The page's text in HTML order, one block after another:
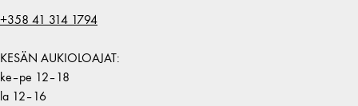
+358 41 314 1794
KESÄN AUKIOLOAJAT:
ke–pe 12–18
la 12–16